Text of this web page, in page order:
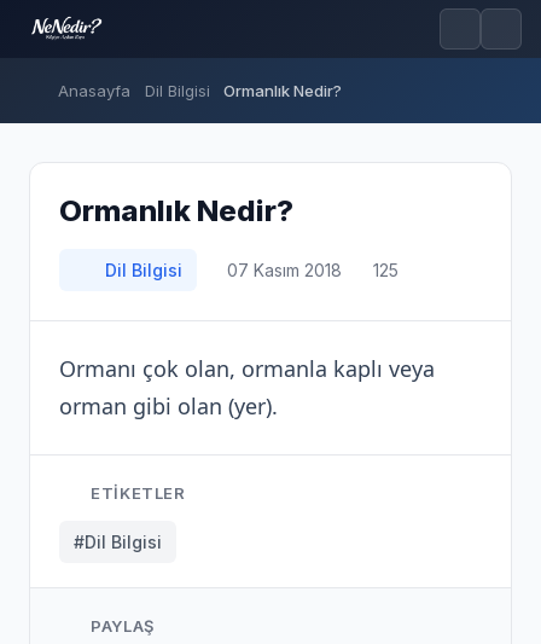
Anasayfa Dil Bilgisi Ormanlık Nedir?
Ormanlık Nedir?
Dil Bilgisi 07 Kasım 2018 125
Ormanı çok olan, ormanla kaplı veya
orman gibi olan (yer).
ETIKETLER
#Dil Bilgisi
PAYLAŞ